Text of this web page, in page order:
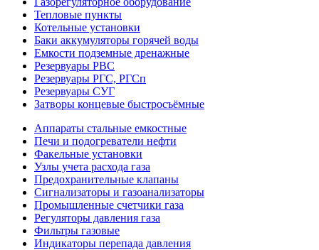
Тепловые пункты
Котельные установки
Баки аккумуляторы горячей воды
Емкости подземные дренажные
Резервуары РВС
Резервуары РГС, РГСп
Резервуары СУГ
Затворы концевые быстросъёмные
Аппараты стальные емкостные
Печи и подогреватели нефти
Факельные установки
Узлы учета расхода газа
Предохранительные клапаны
Сигнализаторы и газоанализаторы
Промышленные счетчики газа
Регуляторы давления газа
Фильтры газовые
Индикаторы перепада давления